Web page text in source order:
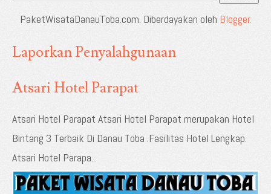
PaketWisataDanauToba.com. Diberdayakan oleh Blogger.
Laporkan Penyalahgunaan
Atsari Hotel Parapat
Atsari Hotel Parapat Atsari Hotel Parapat merupakan Hotel
Bintang 3 Terbaik Di Danau Toba .Fasilitas Hotel Lengkap.
Atsari Hotel Parapa...